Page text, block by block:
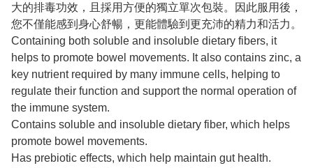
大的排毒功效，且採用方便的獨立單次包裝。因此服用後，
您不僅能感到身心舒暢，更能體驗到更充沛的精力和活力。
Containing both soluble and insoluble dietary fibers, it
helps to promote bowel movements. It also contains zinc, a
key nutrient required by many immune cells, helping to
regulate their function and support the normal operation of
the immune system.
Contains soluble and insoluble dietary fiber, which helps
promote bowel movements.
Has prebiotic effects, which help maintain gut health.